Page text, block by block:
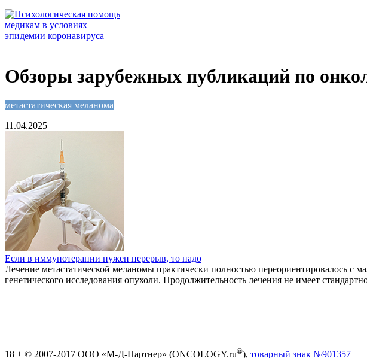
Обзоры зарубежных публикаций по
метастатическая меланома
11.04.2025
Если в иммунотерапии нужен перерыв, то надо
Лечение метастатической меланомы практически полностью переориентировалось с
генетического исследования опухоли. Продолжительность лечения не имеет
18 + © 2007-2017 ООО «М-Д-Партнер» (ONCOLOGY.ru®), товарный знак №901357